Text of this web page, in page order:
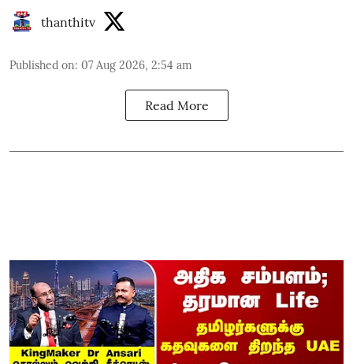
thanthitv
Published on: 07 Aug 2026, 2:54 am
Read More